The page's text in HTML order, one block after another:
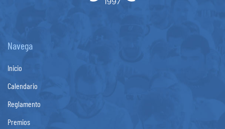
Navega
Inicio
Calendario
Reglamento
Premios